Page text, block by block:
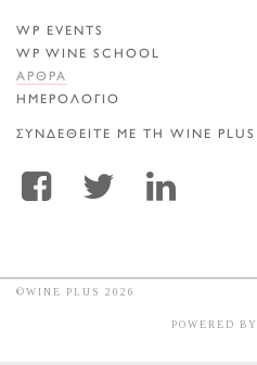
WP EVENTS
WP WINE SCHOOL
ΑΡΘΡΑ
ΗΜΕΡΟΛΟΓΙΟ
ΣΥΝΔΕΘΕΙΤΕ ΜΕ ΤΗ WINE PLUS
©WINE PLUS 2026
POWERED BY